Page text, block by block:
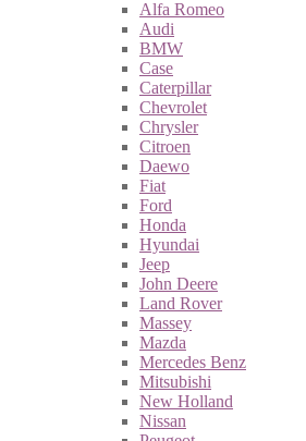
Alfa Romeo
Audi
BMW
Case
Caterpillar
Chevrolet
Chrysler
Citroen
Daewo
Fiat
Ford
Honda
Hyundai
Jeep
John Deere
Land Rover
Massey
Mazda
Mercedes Benz
Mitsubishi
New Holland
Nissan